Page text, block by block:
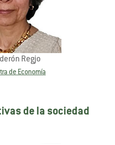
Regjo
de Economía
de la sociedad